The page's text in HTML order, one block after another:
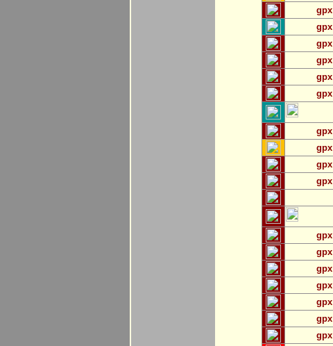
gpx
gpx
gpx
gpx
gpx
gpx
gpx
gpx
gpx
gpx
gpx
gpx
gpx
gpx
gpx
gpx
gpx